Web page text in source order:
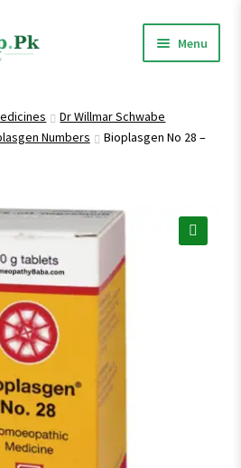
Menu
Dr Willmar Schwabe
Numbers
Bioplasgen No 28 –